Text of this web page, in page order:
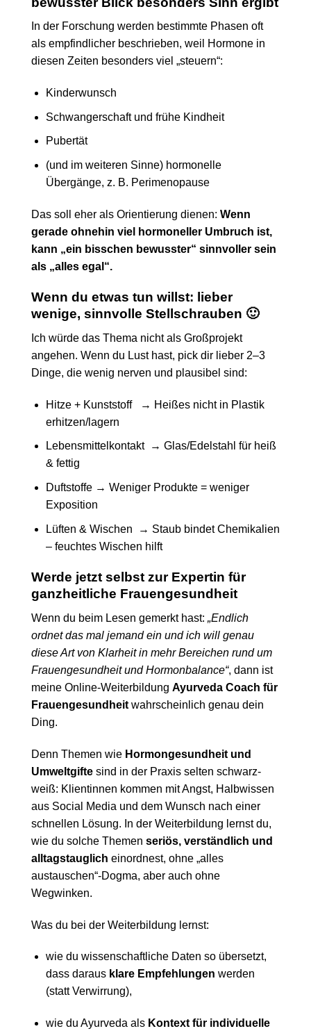
In der Forschung werden bestimmte Phasen oft
als empfindlicher beschrieben, weil Hormone in
diesen Zeiten besonders viel „steuern“:
Kinderwunsch
Schwangerschaft und frühe Kindheit
Pubertät
(und im weiteren Sinne) hormonelle
Übergänge, z. B. Perimenopause
Das soll eher als Orientierung dienen: Wenn
gerade ohnehin viel hormoneller Umbruch ist,
kann „ein bisschen bewusster“ sinnvoller sein
als „alles egal“.
Wenn du etwas tun willst: lieber
wenige, sinnvolle Stellschrauben 🙂
Ich würde das Thema nicht als Großprojekt
angehen. Wenn du Lust hast, pick dir lieber 2–3
Dinge, die wenig nerven und plausibel sind:
Hitze + Kunststoff → Heißes nicht in Plastik
erhitzen/lagern
Lebensmittelkontakt → Glas/Edelstahl für heiß
& fettig
Duftstoffe → Weniger Produkte = weniger
Exposition
Lüften & Wischen → Staub bindet Chemikalien
– feuchtes Wischen hilft
Werde jetzt selbst zur Expertin für
ganzheitliche Frauengesundheit
Wenn du beim Lesen gemerkt hast: „Endlich
ordnet das mal jemand ein und ich will genau
diese Art von Klarheit in mehr Bereichen rund um
Frauengesundheit und Hormonbalance“, dann ist
meine Online-Weiterbildung Ayurveda Coach für
Frauengesundheit wahrscheinlich genau dein
Ding.
Denn Themen wie Hormongesundheit und
Umweltgifte sind in der Praxis selten schwarz-
weiß: Klientinnen kommen mit Angst, Halbwissen
aus Social Media und dem Wunsch nach einer
schnellen Lösung. In der Weiterbildung lernst du,
wie du solche Themen seriös, verständlich und
alltagstauglich einordnest, ohne „alles
austauschen“-Dogma, aber auch ohne
Wegwinken.
Was du bei der Weiterbildung lernst:
wie du wissenschaftliche Daten so übersetzt,
dass daraus klare Empfehlungen werden
(statt Verwirrung),
wie du Ayurveda als Kontext für individuelle